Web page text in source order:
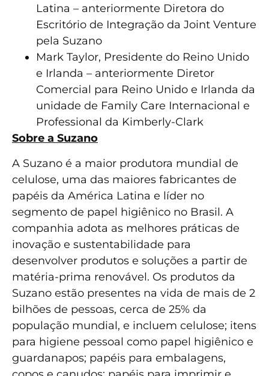
Latina – anteriormente Diretora do
Escritório de Integração da Joint Venture
pela Suzano
Mark Taylor, Presidente do Reino Unido
e Irlanda – anteriormente Diretor
Comercial para Reino Unido e Irlanda da
unidade de Family Care Internacional e
Professional da Kimberly-Clark
Sobre a Suzano
A Suzano é a maior produtora mundial de
celulose, uma das maiores fabricantes de
papéis da América Latina e líder no
segmento de papel higiênico no Brasil. A
companhia adota as melhores práticas de
inovação e sustentabilidade para
desenvolver produtos e soluções a partir de
matéria-prima renovável. Os produtos da
Suzano estão presentes na vida de mais de 2
bilhões de pessoas, cerca de 25% da
população mundial, e incluem celulose; itens
para higiene pessoal como papel higiênico e
guardanapos; papéis para embalagens,